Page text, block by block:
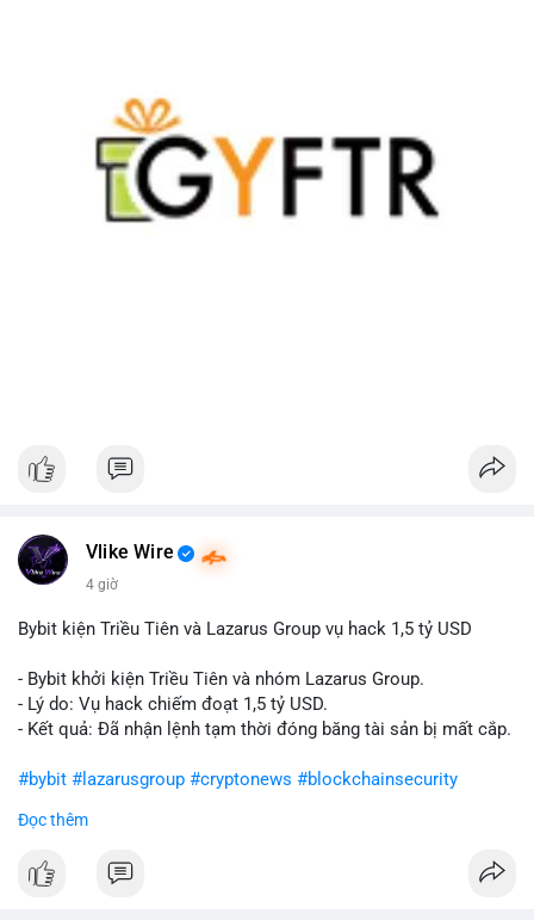
Vlike Wire
4 giờ
Bybit kiện Triều Tiên và Lazarus Group vụ hack 1,5 tỷ USD
- Bybit khởi kiện Triều Tiên và nhóm Lazarus Group.
- Lý do: Vụ hack chiếm đoạt 1,5 tỷ USD.
- Kết quả: Đã nhận lệnh tạm thời đóng băng tài sản bị mất cắp.
#bybit #lazarusgroup #cryptonews #blockchainsecurity
$btc $eth
#vlikevn #titanbot
Đọc thêm